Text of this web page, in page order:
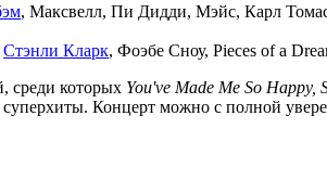
, Максвелл, Пи Дидди, Мэйс, Карл
Стэнли Кларк, Фоэбе Сноу, Pieces of a
среди которых You've Made Me So Happy,
Концерт можно с полной